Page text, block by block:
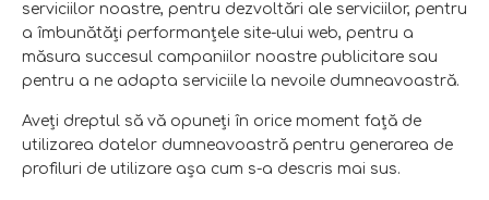
serviciilor noastre, pentru dezvoltări ale serviciilor, pentru
a îmbunătăţi performanţele site-ului web, pentru a
măsura succesul campaniilor noastre publicitare sau
pentru a ne adapta serviciile la nevoile dumneavoastră.
Aveţi dreptul să vă opuneţi în orice moment faţă de
utilizarea datelor dumneavoastră pentru generarea de
profiluri de utilizare aşa cum s-a descris mai sus.